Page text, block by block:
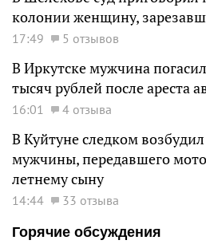
колонии женщину,
17:49 5 отзывов
В Иркутске мужчина
тысяч рублей после ареста
16:01 4 отзыва
В Куйтуне следком
мужчины, передавшего
летнему сыну
14:44
33 отзыва
Горячие обсуждения